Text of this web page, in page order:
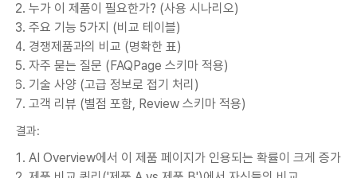
누가 이 제품이 필요한가? (사용 시나리오)
주요 기능 5가지 (비교 테이블)
경쟁제품과의 비교 (명확한 표)
자주 묻는 질문 (FAQPage 스키마 적용)
기술 사양 (고급 정보로 접기 처리)
고객 리뷰 (별점 포함, Review 스키마 적용)
결과:
AI Overview에서 이 제품 페이지가 인용되는 확률이 크게 증가